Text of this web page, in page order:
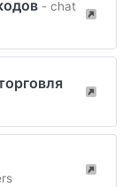
- chat